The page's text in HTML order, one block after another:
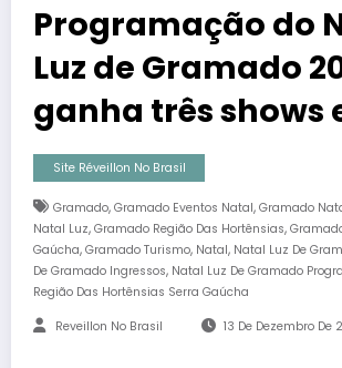
Programação do
Luz de Gramado
ganha três shows
Site Réveillon No Brasil
Gramado, Gramado Eventos Natal, Gramado
Natal Luz, Gramado Região Das Hortênsias,
Gaúcha, Gramado Turismo, Natal, Natal Luz De
De Gramado Ingressos, Natal Luz De Gramado
Região Das Hortênsias Serra Gaúcha
Reveillon No Brasil 13 De Dezembro De